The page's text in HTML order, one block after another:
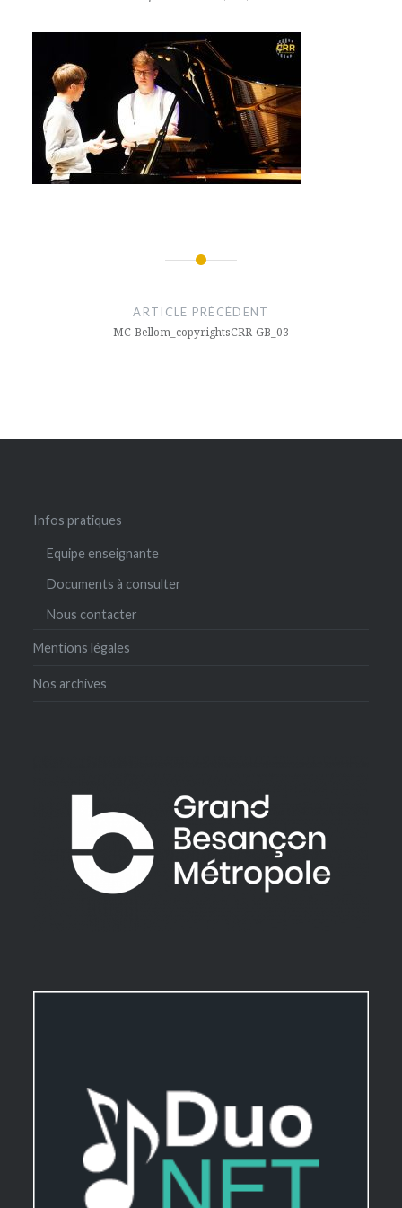
ARTICLE PRÉCÉDENT
MC-Bellom_copyrightsCRR-GB_03
Infos pratiques
Equipe enseignante
Documents à consulter
Nous contacter
Mentions légales
Nos archives